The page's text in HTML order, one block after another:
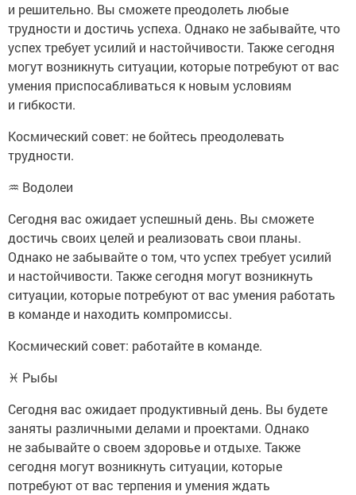
и решительно. Вы сможете преодолеть любые
трудности и достичь успеха. Однако не забывайте, что
успех требует усилий и настойчивости. Также сегодня
могут возникнуть ситуации, которые потребуют от вас
умения приспосабливаться к новым условиям
и гибкости.
Космический совет: не бойтесь преодолевать
трудности.
♒ Водолеи
Сегодня вас ожидает успешный день. Вы сможете
достичь своих целей и реализовать свои планы.
Однако не забывайте о том, что успех требует усилий
и настойчивости. Также сегодня могут возникнуть
ситуации, которые потребуют от вас умения работать
в команде и находить компромиссы.
Космический совет: работайте в команде.
♓ Рыбы
Сегодня вас ожидает продуктивный день. Вы будете
заняты различными делами и проектами. Однако
не забывайте о своем здоровье и отдыхе. Также
сегодня могут возникнуть ситуации, которые
потребуют от вас терпения и умения ждать